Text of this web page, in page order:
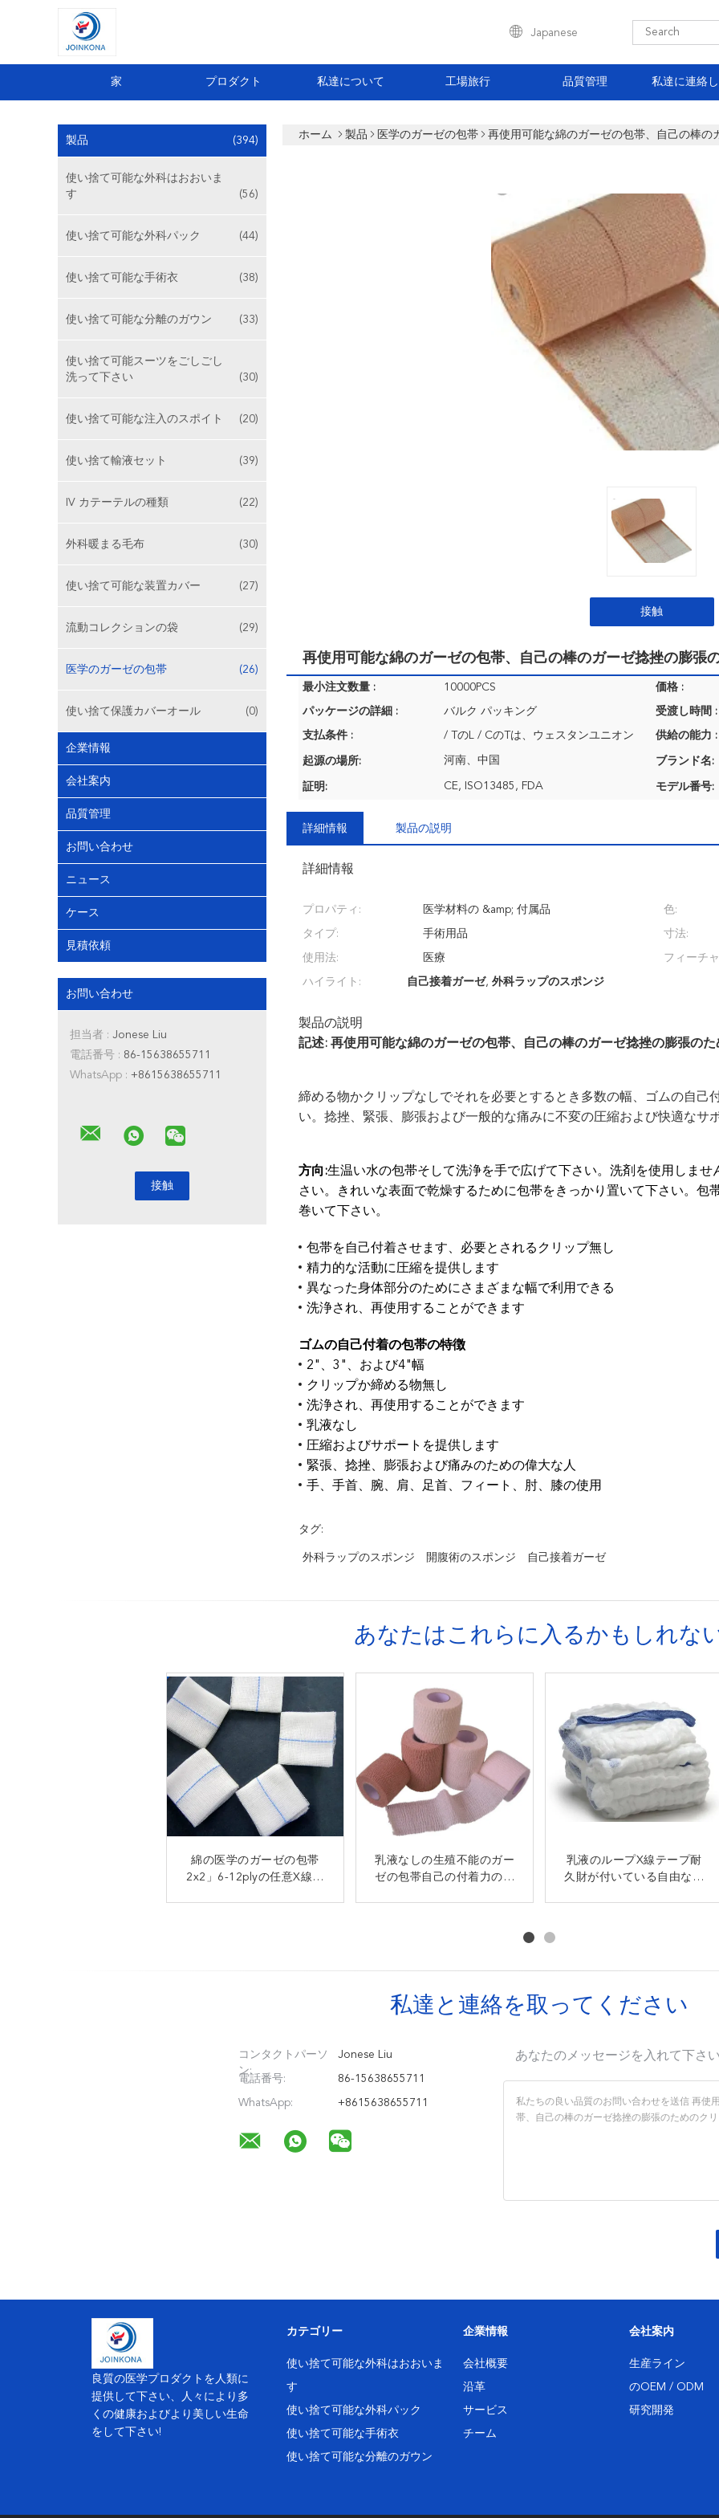
Japanese
家 プロダクト 私達について 工場旅行 品質管理 私達に連絡
製品 (394)
使い捨て可能な外科はおおいま
す
(56)
使い捨て可能な外科パック (44)
使い捨て可能な手術衣 (38)
使い捨て可能な分離のガウン (33)
使い捨て可能スーツをごしごし
洗って下さい
(30)
使い捨て可能な注入のスポイト (20)
使い捨て輸液セット (39)
IV カテーテルの種類 (22)
外科暖まる毛布 (30)
使い捨て可能な装置カバー (27)
流動コレクションの袋 (29)
医学のガーゼの包帯 (26)
使い捨て保護カバーオール (0)
企業情報
会社案内
品質管理
お問い合わせ
ニュース
ケース
見積依頼
お問い合わせ
担当者 : Jonese Liu
電話番号 : 86-15638655711
WhatsApp : +8615638655711
ホーム 製品 医学のガーゼの包帯 再使用可能な綿のガーゼの包帯、自己の棒
接触
再使用可能な綿のガーゼの包帯、自己の棒のガーゼ捻挫の膨張
最小注文数量 : 10000PCS 価格 :
パッケージの詳細 : バルク パッキング 受渡し時間 :
支払条件 : / TのL / CのTは、ウェスタンユニオン 供給の能力 :
起源の場所: 河南、中国 ブランド名:
証明: CE, ISO13485, FDA モデル番号:
詳細情報 製品の説明
詳細情報
プロパティ: 医学材料の &amp; 付属品 色:
タイプ: 手術用品 寸法:
使用法: 医療 フィーチ
ハイライト: 自己接着ガーゼ, 外科ラップのスポンジ
製品の説明
記述: 再使用可能な綿のガーゼの包帯、自己の棒のガーゼ捻挫の膨張の
締める物かクリップなしでそれを必要とするとき多数の幅、ゴムの自己
い。捻挫、緊張、膨張および一般的な痛みに不変の圧縮および快適なサ
方向:生温い水の包帯そして洗浄を手で広げて下さい。洗剤を使用しま
さい。きれいな表面で乾燥するために包帯をきっかり置いて下さい。
巻いて下さい。
包帯を自己付着させます、必要とされるクリップ無し
精力的な活動に圧縮を提供します
異なった身体部分のためにさまざまな幅で利用できる
洗浄され、再使用することができます
ゴムの自己付着の包帯の特徴
2"、3"、および4"幅
クリップか締める物無し
洗浄され、再使用することができます
乳液なし
圧縮およびサポートを提供します
緊張、捻挫、膨張および痛みのための偉大な人
手、手首、腕、肩、足首、フィート、肘、膝の使用
タグ:
外科ラップのスポンジ 開腹術のスポンジ 自己接着ガーゼ
あなたはこれらに入るかもしれな
綿の医学のガーゼの包帯
2x2」6-12plyの任意X線の
乳液なしの生殖不能のガー
ゼの包帯自己の付着力のガ
乳液のループX線テープ耐
久財が付いている自由な医
3x3」医学のガーゼの包帯
シートはサイズのポリエス
カスタマイズされた色の医
学のガーゼの覆い、混じる
乳液の自由な医学のガーゼ
の包帯の自己付着の伸縮性
私達と連絡を取ってください
コンタクトパーソ
ン:
Jonese Liu
電話番号: 86-15638655711
WhatsApp: +8615638655711
あなたのメッセージを入れて下さ
良質の医学プロダクトを人類に
提供して下さい、人々により多
くの健康およびより美しい生命
をして下さい!
カテゴリー
使い捨て可能な外科はおおいま
す
使い捨て可能な外科パック
使い捨て可能な手術衣
使い捨て可能な分離のガウン
企業情報
会社概要
沿革
サービス
チーム
会社案内
生産ライン
のOEM / ODM
研究開発